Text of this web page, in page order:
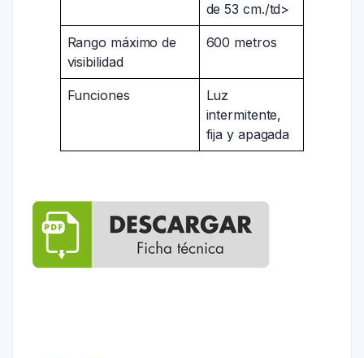
de 53 cm./td>
Rango máximo de
visibilidad
600 metros
Funciones
Luz
intermitente,
fija y apagada